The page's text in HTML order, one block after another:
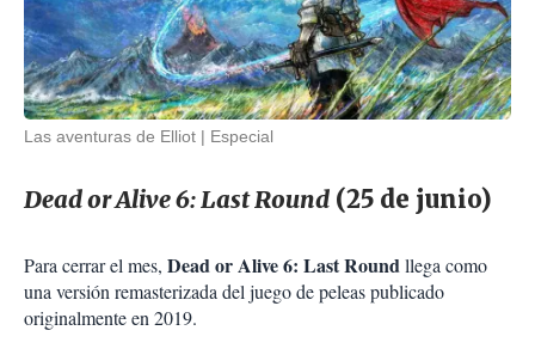
Las aventuras de Elliot Especial
Dead or Alive 6: Last Round (25 de junio)
Para cerrar el mes, Dead or Alive 6: Last Roundllega como
una versión remasterizada del juego de peleas publicado
originalmente en 2019.